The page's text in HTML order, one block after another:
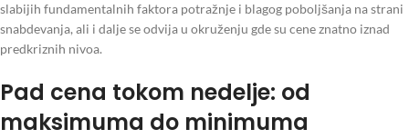
slabijih fundamentalnih faktora potražnje i blagog poboljšanja na strani
snabdevanja, ali i dalje se odvija u okruženju gde su cene znatno iznad
predkriznih nivoa.
Pad cena tokom nedelje: od
maksimuma do minimuma